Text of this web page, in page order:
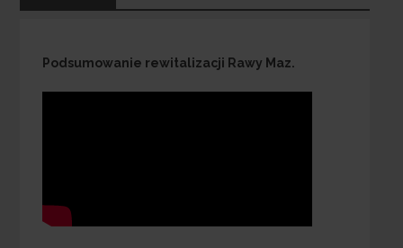
Podsumowanie rewitalizacji Rawy Maz.